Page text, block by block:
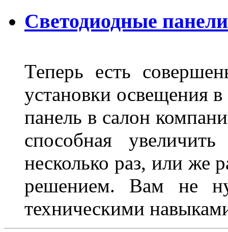
Светодиодные
Теперь есть
установки освещения
панель в салон
способная
несколько раз, или же
решением. Вам не
техническими